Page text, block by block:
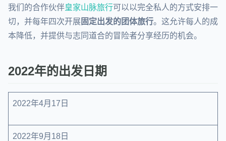
我们的合作伙伴皇家山脉旅行可以以完全私人的方式安排一
切，并每年四次开展固定出发的团体旅行。这允许每人的成
本降低，并提供与志同道合的冒险者分享经历的机会。
2022年的出发日期
2022年4月17日
2022年9月18日